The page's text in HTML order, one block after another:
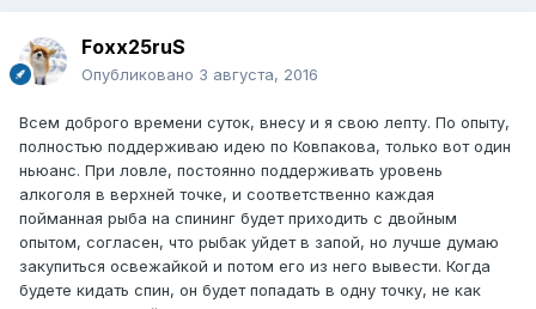
Foxx25ruS
Опубликовано 3 августа, 2016
Всем доброго времени суток, внесу и я свою лепту. По опыту,
полностью поддерживаю идею по Ковпакова, только вот один
ньюанс. При ловле, постоянно поддерживать уровень
алкоголя в верхней точке, и соответственно каждая
пойманная рыба на спининг будет приходить с двойным
опытом, согласен, что рыбак уйдет в запой, но лучше думаю
закупиться освежайкой и потом его из него вывести. Когда
будете кидать спин, он будет попадать в одну точку, не как